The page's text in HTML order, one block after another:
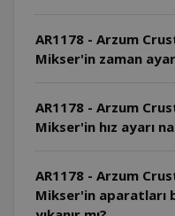
AR1178 - Arzum
Mikser'in zaman
AR1178 - Arzum
Mikser'in hız ayarı
AR1178 - Arzum
Mikser'in aparatları